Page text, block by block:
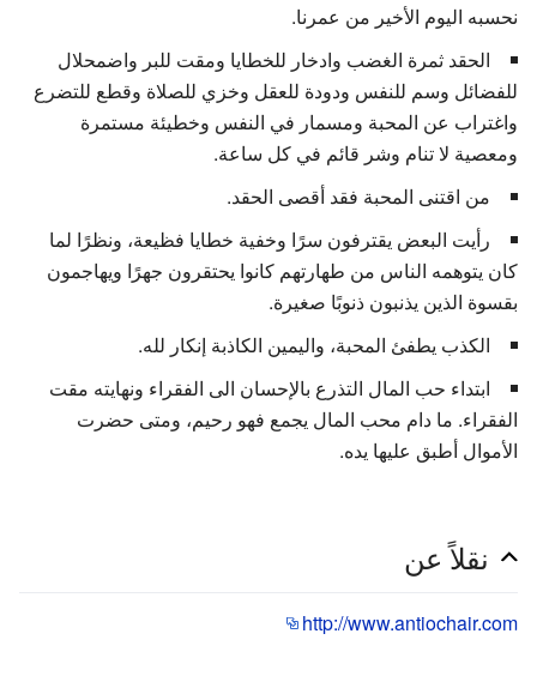
نحسبه اليوم الأخير من عمرنا.
الحقد ثمرة الغضب وادخار للخطايا ومقت للبر واضمحلال
للفضائل وسم للنفس ودودة للعقل وخزي للصلاة وقطع للتضرع
واغتراب عن المحبة ومسمار في النفس وخطيئة مستمرة
ومعصية لا تنام وشر قائم في كل ساعة.
من اقتنى المحبة فقد أقصى الحقد.
رأيت البعض يقترفون سرًا وخفية خطايا فظيعة، ونظرًا لما
كان يتوهمه الناس من طهارتهم كانوا يحتقرون جهرًا ويهاجمون
بقسوة الذين يذنبون ذنوبًا صغيرة.
الكذب يطفئ المحبة، واليمين الكاذبة إنكار لله.
ابتداء حب المال التذرع بالإحسان الى الفقراء ونهايته مقت
الفقراء. ما دام محب المال يجمع فهو رحيم، ومتى حضرت
الأموال أطبق عليها يده.
نقلاً عن
http://www.antiochair.com